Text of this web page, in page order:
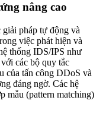
nâng cao
giải pháp tự động và
việc phát hiện và
thống IDS/IPS như
các bộ quy tắc
của tấn công DDoS và
đáng ngờ. Các hệ
mẫu (pattern matching)